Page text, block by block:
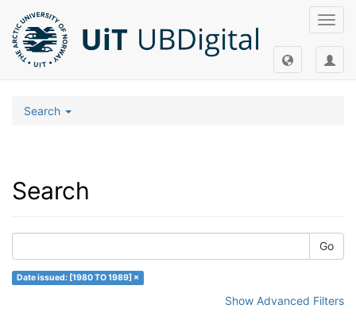
Search
Search
Go
Date issued: [1980 TO 1989] ×
Show Advanced Filters